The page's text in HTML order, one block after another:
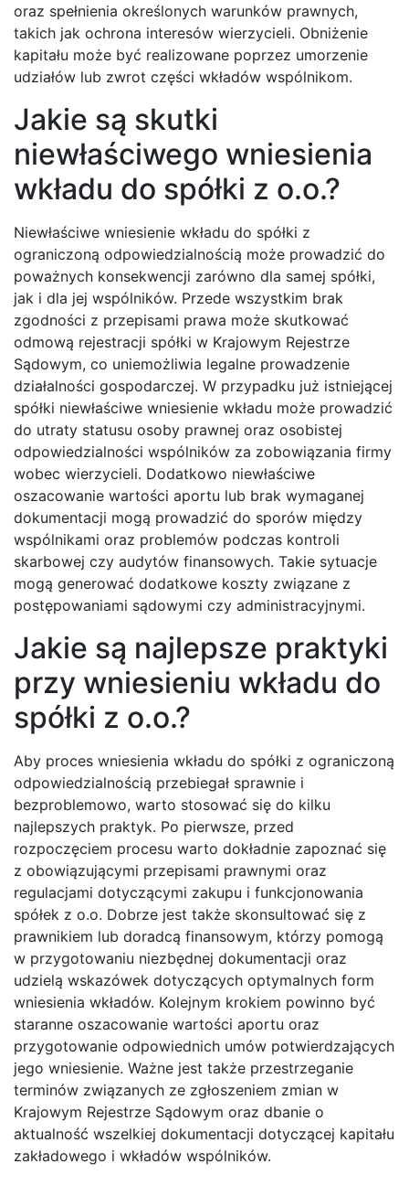
oraz spełnienia określonych warunków prawnych,
takich jak ochrona interesów wierzycieli. Obniżenie
kapitału może być realizowane poprzez umorzenie
udziałów lub zwrot części wkładów wspólnikom.
Jakie są skutki
niewłaściwego wniesienia
wkładu do spółki z o.o.?
Niewłaściwe wniesienie wkładu do spółki z
ograniczoną odpowiedzialnością może prowadzić do
poważnych konsekwencji zarówno dla samej spółki,
jak i dla jej wspólników. Przede wszystkim brak
zgodności z przepisami prawa może skutkować
odmową rejestracji spółki w Krajowym Rejestrze
Sądowym, co uniemożliwia legalne prowadzenie
działalności gospodarczej. W przypadku już istniejącej
spółki niewłaściwe wniesienie wkładu może prowadzić
do utraty statusu osoby prawnej oraz osobistej
odpowiedzialności wspólników za zobowiązania firmy
wobec wierzycieli. Dodatkowo niewłaściwe
oszacowanie wartości aportu lub brak wymaganej
dokumentacji mogą prowadzić do sporów między
wspólnikami oraz problemów podczas kontroli
skarbowej czy audytów finansowych. Takie sytuacje
mogą generować dodatkowe koszty związane z
postępowaniami sądowymi czy administracyjnymi.
Jakie są najlepsze praktyki
przy wniesieniu wkładu do
spółki z o.o.?
Aby proces wniesienia wkładu do spółki z ograniczoną
odpowiedzialnością przebiegał sprawnie i
bezproblemowo, warto stosować się do kilku
najlepszych praktyk. Po pierwsze, przed
rozpoczęciem procesu warto dokładnie zapoznać się
z obowiązującymi przepisami prawnymi oraz
regulacjami dotyczącymi zakupu i funkcjonowania
spółek z o.o. Dobrze jest także skonsultować się z
prawnikiem lub doradcą finansowym, którzy pomogą
w przygotowaniu niezbędnej dokumentacji oraz
udzielą wskazówek dotyczących optymalnych form
wniesienia wkładów. Kolejnym krokiem powinno być
staranne oszacowanie wartości aportu oraz
przygotowanie odpowiednich umów potwierdzających
jego wniesienie. Ważne jest także przestrzeganie
terminów związanych ze zgłoszeniem zmian w
Krajowym Rejestrze Sądowym oraz dbanie o
aktualność wszelkiej dokumentacji dotyczącej kapitału
zakładowego i wkładów wspólników.